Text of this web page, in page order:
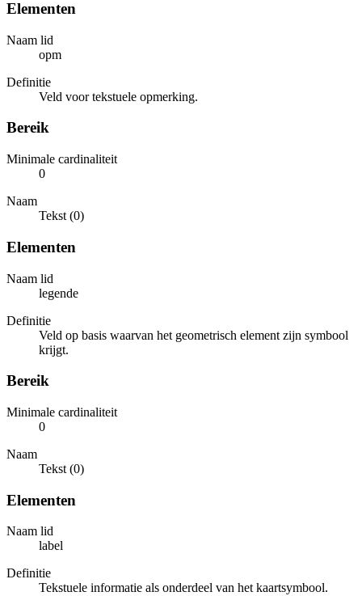
Elementen
Naam lid
opm
Definitie
Veld voor tekstuele opmerking.
Bereik
Minimale cardinaliteit
0
Naam
Tekst (0)
Elementen
Naam lid
legende
Definitie
Veld op basis waarvan het geometrisch element zijn symbool
krijgt.
Bereik
Minimale cardinaliteit
0
Naam
Tekst (0)
Elementen
Naam lid
label
Definitie
Tekstuele informatie als onderdeel van het kaartsymbool.